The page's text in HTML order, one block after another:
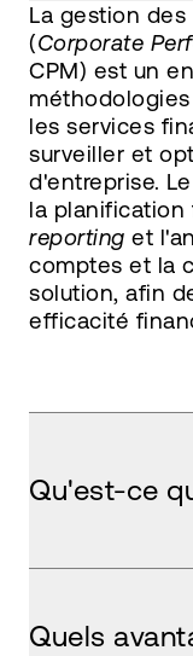
La gestion
(Corporate
CPM) est un
les services
surveiller et
d'entreprise.
la planification
reporting et
comptes et la
solution, afin
efficacité
Qu'est-ce
Quels